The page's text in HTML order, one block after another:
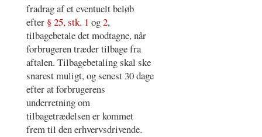
fradrag af et eventuelt beløb
efter § 25, stk. 1 og2,
tilbagebetale det modtagne, når
forbrugeren træder tilbage fra
aftalen. Tilbagebetaling skal ske
snarest muligt, og senest 30 dage
efter at forbrugerens
underretning om
tilbagetrædelsen er kommet
frem til den erhvervsdrivende.